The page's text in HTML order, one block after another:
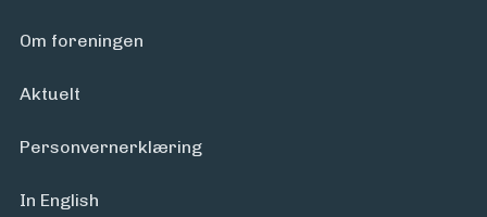
Om foreningen
Aktuelt
Personvern­erklæring
In English